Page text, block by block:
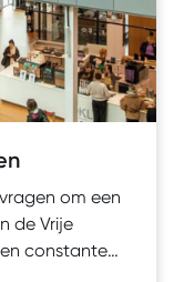
om een
de Vrije
constante